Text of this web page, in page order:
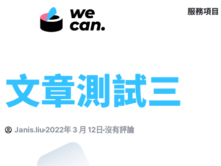
服務項目
文章測試三
Janis.liu 2022年 3 月 12日 沒有評論